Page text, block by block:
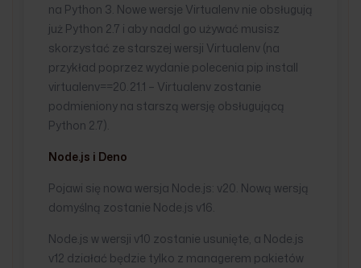
na Python 3. Nowe wersje Virtualenv nie obsługują
już Python 2.7 i aby nadal go używać musisz
skorzystać ze starszej wersji Virtualenv (na
przykład poprzez wydanie polecenia pip install
virtualenv==20.21.1 – Virtualenv zostanie
podmieniony na starszą wersję obsługującą
Python 2.7).
Node.js i Deno
Pojawi się nowa wersja Node.js: v20. Nową wersją
domyślną zostanie Node.js v16.
Node.js w wersji v10 zostanie usunięte, a Node.js
v12 działać będzie tylko z managerem pakietów